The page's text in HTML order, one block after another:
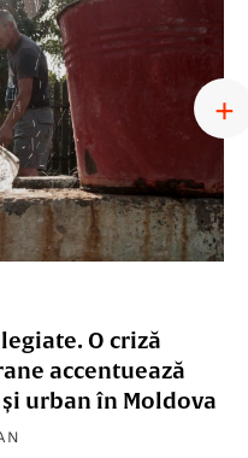
O criză
accentuează
urban în Moldova